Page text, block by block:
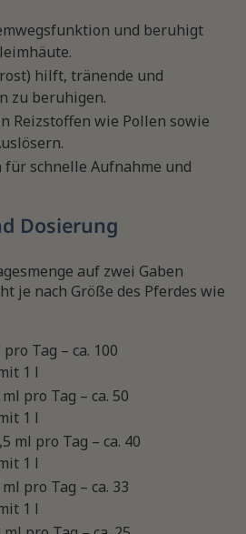
und beruhigt
hilft, tränende und
zu beruhigen.
Reizstoffen wie Pollen sowie
schnelle Aufnahme und
Dosierung
auf zwei Gaben
je nach Größe des Pferdes wie
Tag – ca. 100
1 l
pro Tag – ca. 50
1 l
ml pro Tag – ca. 40
1 l
pro Tag – ca. 33
1 l